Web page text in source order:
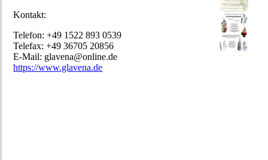
Kontakt:
Telefon: +49 1522 893 0539
Telefax: +49 36705 20856
E-Mail: glavena@online.de
https://www.glavena.de